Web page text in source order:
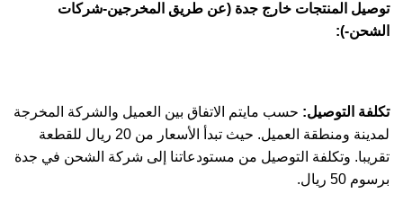
توصيل المنتجات خارج جدة (عن طريق المخرجين-شركات
الشحن-):
تكلفة التوصيل: حسب مايتم الاتفاق بين العميل والشركة المخرجة
لمدينة ومنطقة العميل. حيث تبدأ الأسعار من 20 ريال للقطعة
تقريبا. وتكلفة التوصيل من مستودعاتنا إلى شركة الشحن في جدة
برسوم 50 ريال.